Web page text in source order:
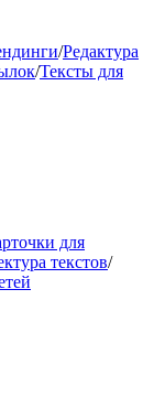
/Редактура
/Тексты для
для
текстов/